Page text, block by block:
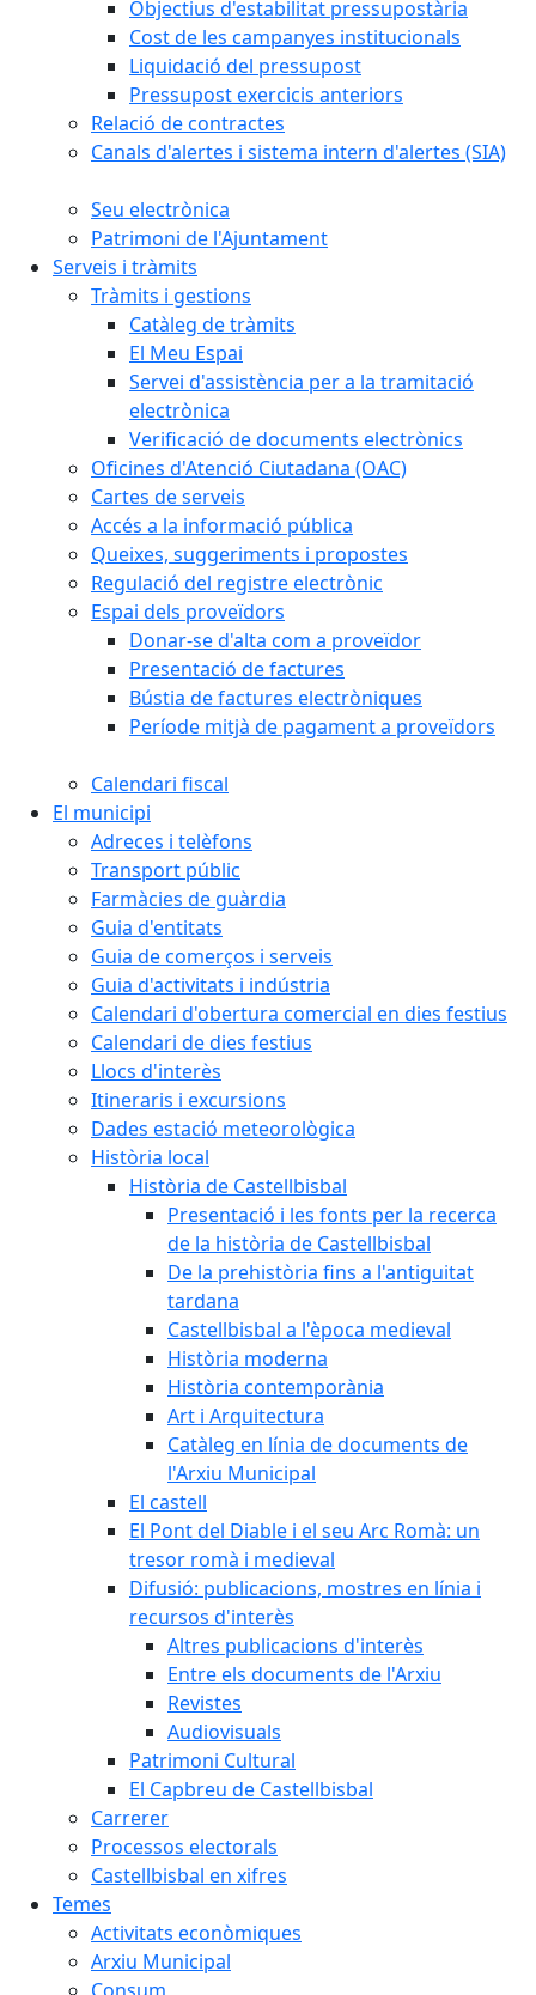
Objectius d'estabilitat pressupostària
Cost de les campanyes institucionals
Liquidació del pressupost
Pressupost exercicis anteriors
Relació de contractes
Canals d'alertes i sistema intern d'alertes (SIA)
Seu electrònica
Patrimoni de l'Ajuntament
Serveis i tràmits
Tràmits i gestions
Catàleg de tràmits
El Meu Espai
Servei d'assistència per a la tramitació
electrònica
Verificació de documents electrònics
Oficines d'Atenció Ciutadana (OAC)
Cartes de serveis
Accés a la informació pública
Queixes, suggeriments i propostes
Regulació del registre electrònic
Espai dels proveïdors
Donar-se d'alta com a proveïdor
Presentació de factures
Bústia de factures electròniques
Període mitjà de pagament a proveïdors
Calendari fiscal
El municipi
Adreces i telèfons
Transport públic
Farmàcies de guàrdia
Guia d'entitats
Guia de comerços i serveis
Guia d'activitats i indústria
Calendari d'obertura comercial en dies festius
Calendari de dies festius
Llocs d'interès
Itineraris i excursions
Dades estació meteorològica
Història local
Història de Castellbisbal
Presentació i les fonts per la recerca
de la història de Castellbisbal
De la prehistòria fins a l'antiguitat
tardana
Castellbisbal a l'època medieval
Història moderna
Història contemporània
Art i Arquitectura
Catàleg en línia de documents de
l'Arxiu Municipal
El castell
El Pont del Diable i el seu Arc Romà: un
tresor romà i medieval
Difusió: publicacions, mostres en línia i
recursos d'interès
Altres publicacions d'interès
Entre els documents de l'Arxiu
Revistes
Audiovisuals
Patrimoni Cultural
El Capbreu de Castellbisbal
Carrerer
Processos electorals
Castellbisbal en xifres
Temes
Activitats econòmiques
Arxiu Municipal